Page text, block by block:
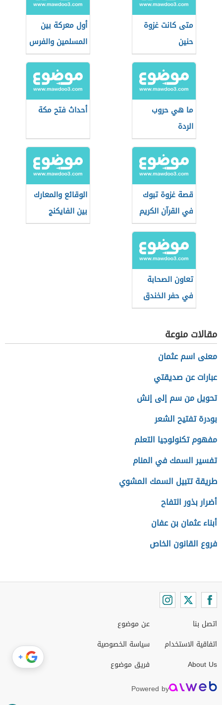
متى كانت غزوة
حنين
أول معركة بين
المسلمين والفرس
ما هي حروب
الردة
أحداث فتح مكة
قصة غزوة تبوك
في القرآن الكريم
الوقائع والمعارك
بين الفايكنج
والمسلمين
تعاون الصحابة
في حفر الخندق
مقالات منوعة
معنى اسم عثمان
عبارات عن صديقتي
تحويل من سم إلى إنش
بودرة تفتيح الشعر
مفهوم تكنولوجيا التعلم
تفسير السمك في المنام
طريقة تتبيل السمك المشوي
أضرار بذور التفاح
أبناء عثمان بن عفان
فروع القانون الخاص
اتصل بنا
اتفاقية الاستخدام
About Us
عن موضوع
سياسة الخصوصية
فريق موضوع
Powered by
+